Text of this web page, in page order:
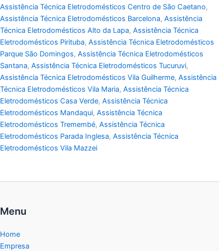
Assistência Técnica Eletrodomésticos Centro de São Caetano,
Assistência Técnica Eletrodomésticos Barcelona, Assistência
Técnica Eletrodomésticos Alto da Lapa, Assistência Técnica
Eletrodomésticos Pirituba, Assistência Técnica Eletrodomésticos
Parque São Domingos, Assistência Técnica Eletrodomésticos
Santana, Assistência Técnica Eletrodomésticos Tucuruvi,
Assistência Técnica Eletrodomésticos Vila Guilherme, Assistência
Técnica Eletrodomésticos Vila Maria, Assistência Técnica
Eletrodomésticos Casa Verde, Assistência Técnica
Eletrodomésticos Mandaqui, Assistência Técnica
Eletrodomésticos Tremembé, Assistência Técnica
Eletrodomésticos Parada Inglesa, Assistência Técnica
Eletrodomésticos Vila Mazzei
Menu
Home
Empresa